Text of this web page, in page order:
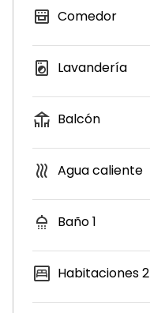
Comedor
Lavandería
Balcón
Agua caliente
Baño1
Habitaciones2